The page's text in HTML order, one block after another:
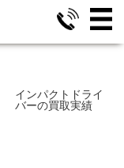
インパクトドライ
バーの買取実績